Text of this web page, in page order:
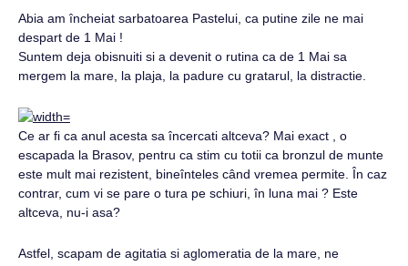
Abia am încheiat sarbatoarea Pastelui, ca putine zile ne mai
despart de 1 Mai !
Suntem deja obisnuiti si a devenit o rutina ca de 1 Mai sa
mergem la mare, la plaja, la padure cu gratarul, la distractie.
Ce ar fi ca anul acesta sa încercati altceva? Mai exact , o
escapada la Brasov, pentru ca stim cu totii ca bronzul de munte
este mult mai rezistent, bineînteles când vremea permite. În caz
contrar, cum vi se pare o tura pe schiuri, în luna mai ? Este
altceva, nu-i asa?
Astfel, scapam de agitatia si aglomeratia de la mare, ne